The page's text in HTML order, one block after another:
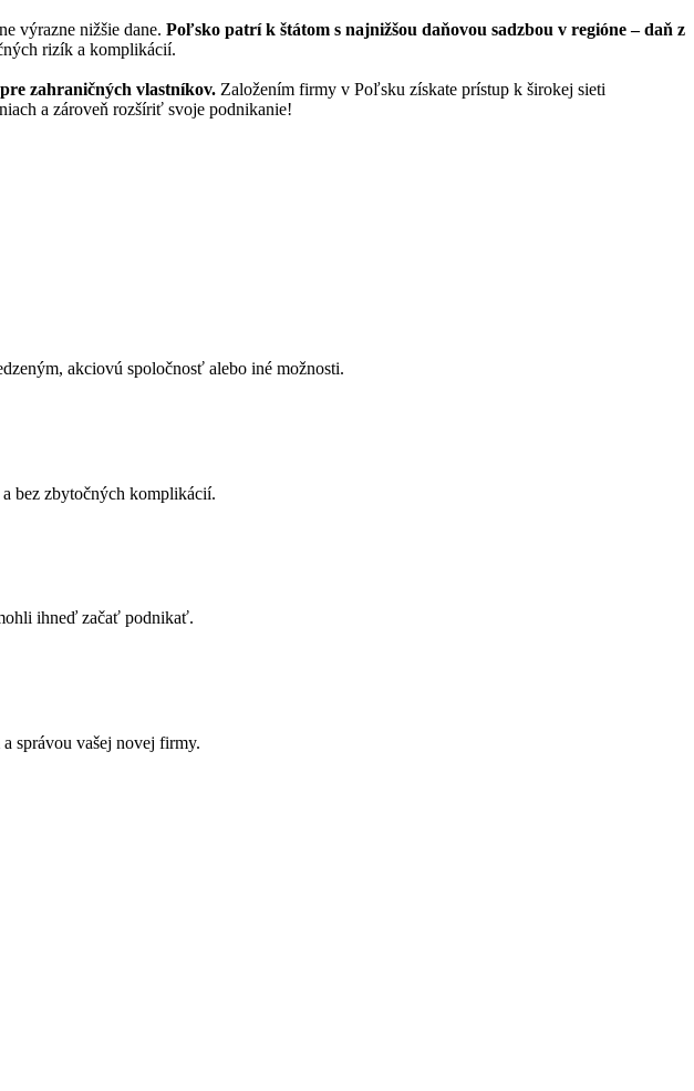
výrazne nižšie dane. Poľsko patrí k štátom s najnižšou daňovou sadzbou v regióne – daň z
rizík a komplikácií.
zahraničných vlastníkov. Založením firmy v Poľsku získate prístup k širokej sieti
a zároveň rozšíriť svoje podnikanie!
akciovú spoločnosť alebo iné možnosti.
bez zbytočných komplikácií.
ihneď začať podnikať.
správou vašej novej firmy.